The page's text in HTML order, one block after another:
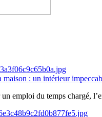
: un intérieur
emploi du temps chargé,